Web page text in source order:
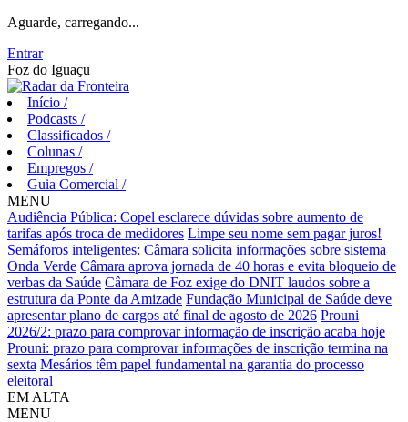
Aguarde, carregando...
Entrar
Foz do Iguaçu
Início /
Podcasts /
Classificados /
Colunas /
Empregos /
Guia Comercial /
MENU
Audiência Pública: Copel esclarece dúvidas sobre aumento de
tarifas após troca de medidores Limpe seu nome sem pagar juros!
Semáforos inteligentes: Câmara solicita informações sobre sistema
Onda Verde Câmara aprova jornada de 40 horas e evita bloqueio de
verbas da Saúde Câmara de Foz exige do DNIT laudos sobre a
estrutura da Ponte da Amizade Fundação Municipal de Saúde deve
apresentar plano de cargos até final de agosto de 2026 Prouni
2026/2: prazo para comprovar informação de inscrição acaba hoje
Prouni: prazo para comprovar informações de inscrição termina na
sexta Mesários têm papel fundamental na garantia do processo
eleitoral
EM ALTA
MENU